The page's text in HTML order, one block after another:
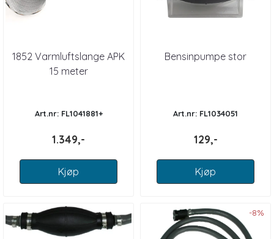
1852 Varmluftslange APK
15 meter
Art.nr: FL1041881+
1.349,-
Kjøp
Bensinpumpe stor
Art.nr: FL1034051
129,-
Kjøp
-8%